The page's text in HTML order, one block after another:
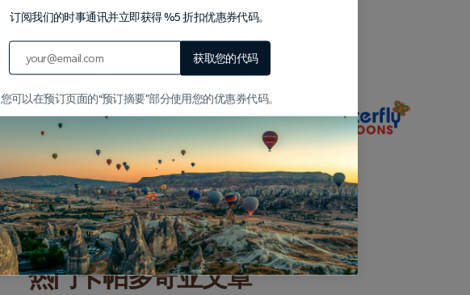
我们的伙伴
热门卡帕多奇亚文章
订阅我们的时事通讯并立即获得 %5 折扣优惠券代码。
获取您的代码
您可以在预订页面的“预订摘要”部分使用您的优惠券代码。